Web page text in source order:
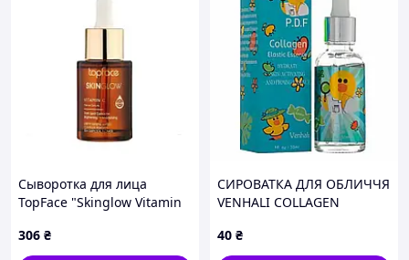
Сыворотка для лица
TopFace "Skinglow Vitamin
306 ₴
СИРОВАТКА ДЛЯ ОБЛИЧЧЯ
VENHALI COLLAGEN
40 ₴